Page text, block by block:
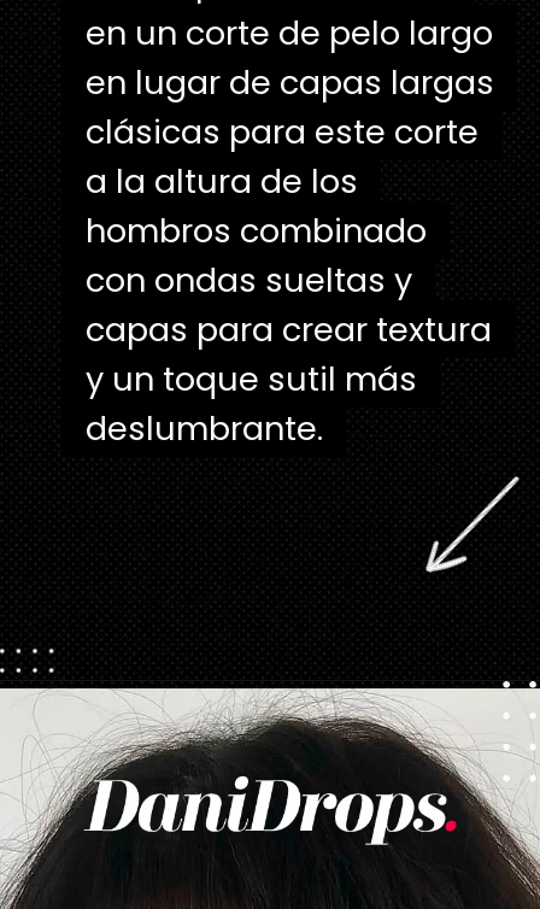
en un corte de pelo largo
en lugar de capas largas
clásicas para este corte
a la altura de los
hombros combinado
con ondas sueltas y
capas para crear textura
y un toque sutil más
deslumbrante.
en un corte de pelo largo
en lugar de capas largas
clásicas para este corte
a la altura de los
hombros combinado
con ondas sueltas y
capas para crear textura
y un toque sutil más
deslumbrante.
Abriendo... https://danidrops.com.br/es/corte-de-pelo-desgrenado/